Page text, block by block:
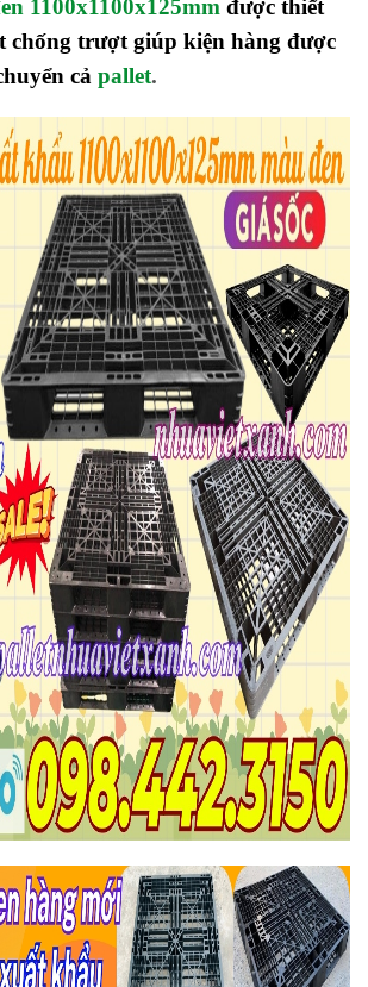
1100x1100x125mm được thiết
chống trượt giúp kiện hàng được
cả pallet.